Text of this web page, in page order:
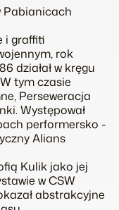
Pabianicach
i graffiti
rok
działał w kręgu
tym czasie
Perseweracja
Występował
performersko -
Alians
Kulik jako jej
w CSW
abstrakcyjne